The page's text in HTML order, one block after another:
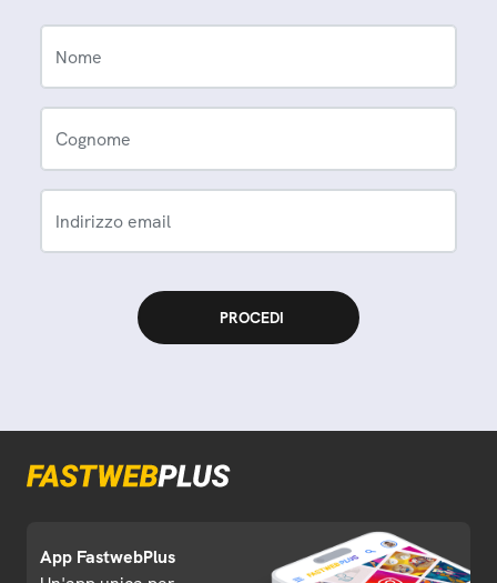
Nome
Cognome
Indirizzo email
App FastwebPlus